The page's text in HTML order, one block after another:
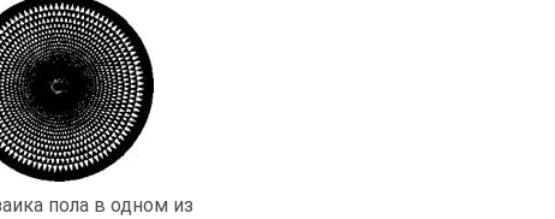
пола в одном из